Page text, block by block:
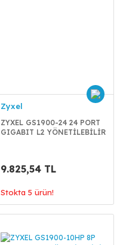
Zyxel
ZYXEL GS1900-24 24 PORT
GIGABIT L2 YÖNETİLEBİLİR
9.825,54 TL
Stokta 5 ürün!